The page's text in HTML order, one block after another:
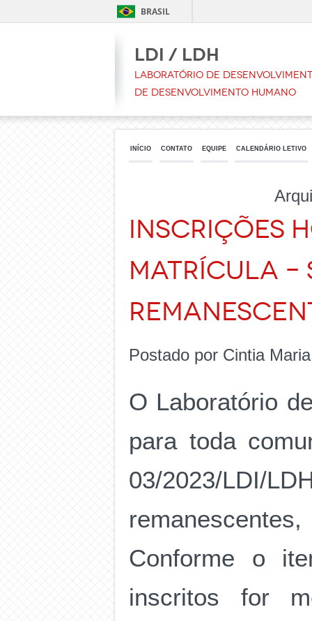
BRASIL
LDI / LDH
Laboratório de
de Desenvolvimento Humano
INÍCIO CONTATO EQUIPE CALENDÁRIO LETIVO
INSCRIÇÕES
MATRÍCULA –
Postado por Cintia
O Laboratório
para toda
03/2023/LDI/
Conforme o
inscritos for